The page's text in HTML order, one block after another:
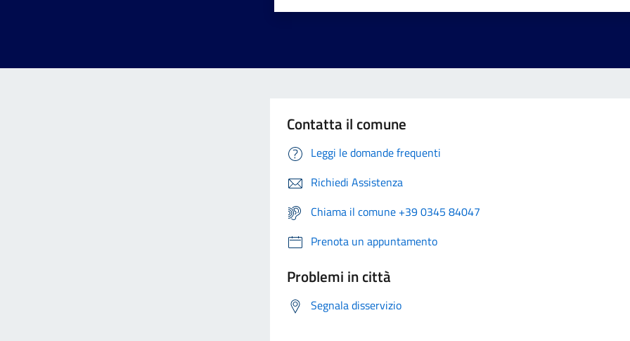
Contatta il comune
Leggi le domande frequenti
Richiedi Assistenza
Chiama il comune +39 0345 84047
Prenota un appuntamento
Problemi in città
Segnala disservizio